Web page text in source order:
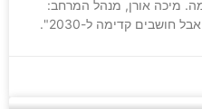
מיכה אורן, מנהל המרחב: